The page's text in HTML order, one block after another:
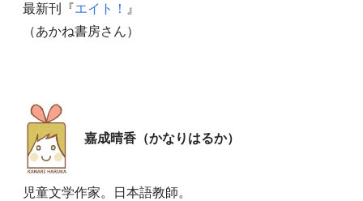
最新刊『エイト！
』
（あかね書房さん）
嘉成晴香（かなりはるか）
児童文学作家。日本語教師。